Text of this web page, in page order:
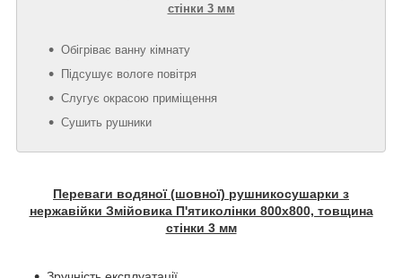
стінки 3 мм
Обігріває ванну кімнату
Підсушує вологе повітря
Слугує окрасою приміщення
Сушить рушники
Переваги водяної (шовної) рушникосушарки з
нержавійки Змійовика П'ятиколінки 800х800, товщина
стінки 3 мм